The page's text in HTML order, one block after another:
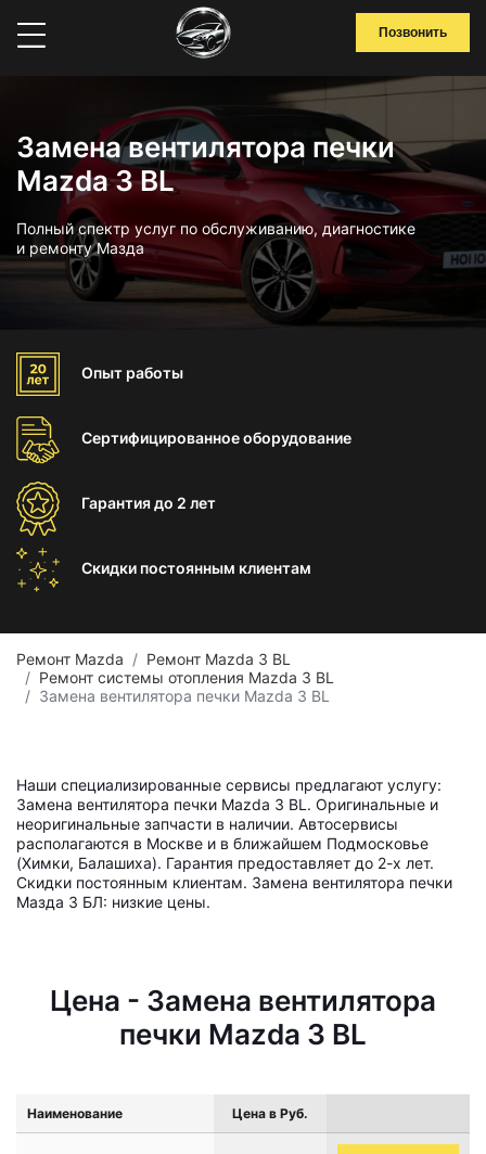
Позвонить
Замена вентилятора печки
Mazda 3 BL
Полный спектр услуг по обслуживанию, диагностике
и ремонту Мазда
Опыт работы
Сертифицированноеоборудование
Гарантиядо 2 лет
Скидки постоянным клиентам
Ремонт Mazda
Ремонт Mazda 3 BL
Ремонт системы отопления Mazda 3 BL
Замена вентилятора печки Mazda 3 BL
Наши специализированные сервисы предлагают услугу:
Замена вентилятора печки Mazda 3 BL. Оригинальные и
неоригинальные запчасти в наличии. Автосервисы
располагаются в Москве и в ближайшем Подмосковье
(Химки, Балашиха). Гарантия предоставляет до 2-х лет.
Скидки постоянным клиентам. Замена вентилятора печки
Мазда 3 БЛ: низкие цены.
Цена - Замена вентилятора
печки Mazda 3 BL
Наименование Цена в Руб.